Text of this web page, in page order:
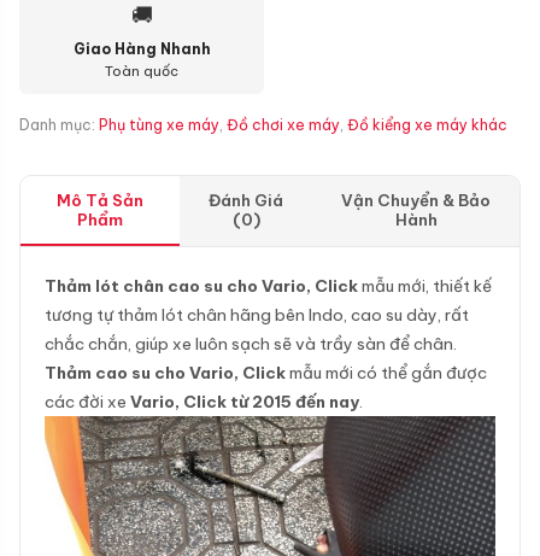
🚚
Giao Hàng Nhanh
Toàn quốc
Danh mục: Phụ tùng xe máy, Đồ chơi xe máy, Đồ kiểng xe máy khác
Mô Tả Sản
Phẩm
Đánh Giá
(0)
Vận Chuyển & Bảo
Hành
Thảm lót chân cao su cho Vario, Clickmẫu mới, thiết kế
tương tự thảm lót chân hãng bên Indo, cao su dày, rất
chắc chắn, giúp xe luôn sạch sẽ và trầy sàn để chân.
Thảm cao su cho Vario, Clickmẫu mới có thể gắn được
các đời xe Vario, Click từ 2015 đến nay.